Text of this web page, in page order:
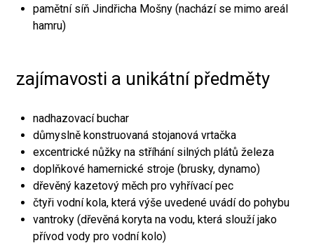
pamětní síň Jindřicha Mošny (nachází se mimo areál
hamru)
zajímavosti a unikátní předměty
nadhazovací buchar
důmyslně konstruovaná stojanová vrtačka
excentrické nůžky na stříhání silných plátů železa
doplňkové hamernické stroje (brusky, dynamo)
dřevěný kazetový měch pro vyhřívací pec
čtyři vodní kola, která výše uvedené uvádí do pohybu
vantroky (dřevěná koryta na vodu, která slouží jako
přívod vody pro vodní kolo)